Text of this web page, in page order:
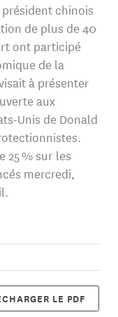
chinois
de plus de 40
ont participé
de la
à présenter
aux
Unis de Donald
25 % sur les
mercredi,
LE PDF